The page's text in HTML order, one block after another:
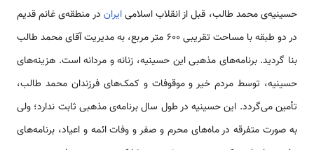
حسینیه‌ی محمد طالب، قبل از انقلاب اسلامیایران در منطقه‌ی غانم قدیم
در دو طبقه با مساحت تقریبی 600 متر مربع، به مدیریت آقای محمد طالب
بنا گردید. برنامه‌های مذهبی این حسینیه، زنانه و مردانه است. هزینه‌های
حسینیه، توسط مردم خیر و موقوفات و کمک‌های فرزندان محمد طالب،
تأمین می‌گردد. این حسینیه در طول سال برنامه‌ی مذهبی ثابت ندارد؛ ولی
به صورت متفرقه در ماه‌های محرم و صفر و وفات ائمه و اعیاد، برنامه‌های